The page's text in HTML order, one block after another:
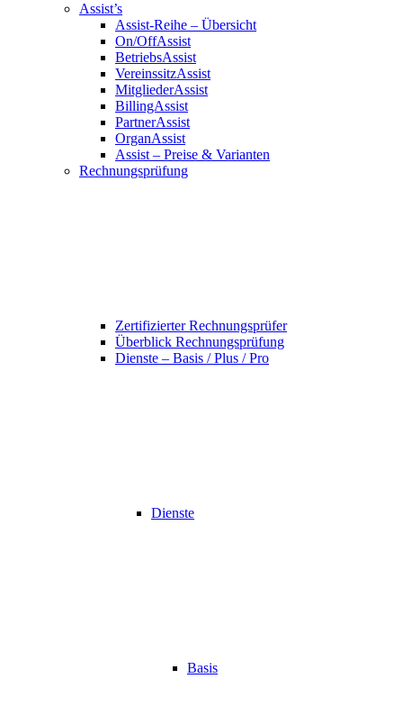
Assist’s
Assist-Reihe – Übersicht
On/OffAssist
BetriebsAssist
VereinssitzAssist
MitgliederAssist
BillingAssist
PartnerAssist
OrganAssist
Assist – Preise & Varianten
Rechnungsprüfung
Zertifizierter Rechnungsprüfer
Überblick Rechnungsprüfung
Dienste – Basis / Plus / Pro
Dienste
Basis